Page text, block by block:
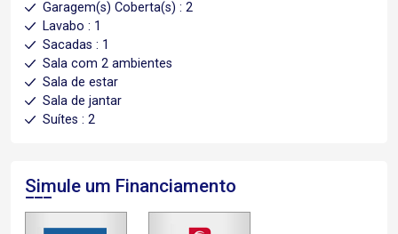
Garagem(s) Coberta(s) : 2
Lavabo : 1
Sacadas : 1
Sala com 2 ambientes
Sala de estar
Sala de jantar
Suítes : 2
Simule um Financiamento